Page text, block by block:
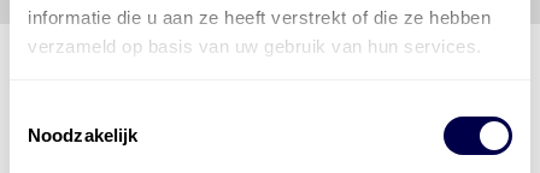
informatie die u aan ze heeft verstrekt of die ze hebben
verzameld op basis van uw gebruik van hun services.
Noodzakelijk